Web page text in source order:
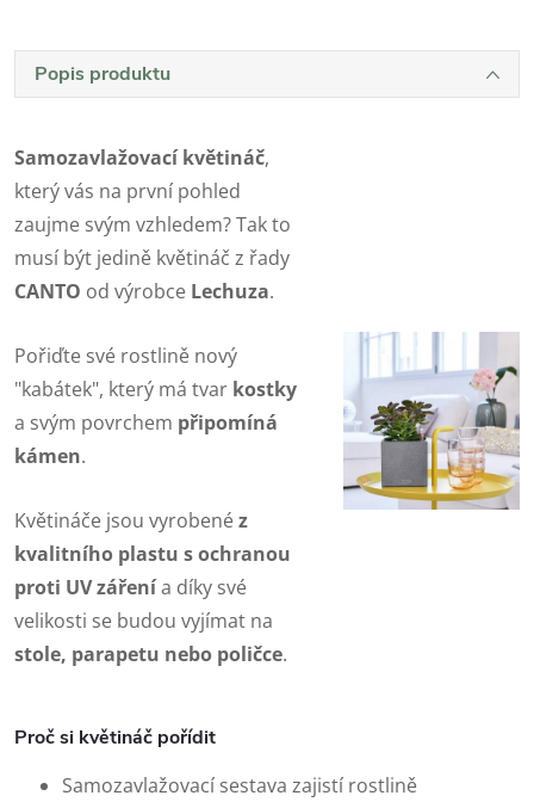
Popis produktu
Samozavlažovací květináč,
který vás na první pohled
zaujme svým vzhledem? Tak to
musí být jedině květináč z řady
CANTO od výrobce Lechuza.
Pořiďte své rostlině nový
"kabátek", který má tvar kostky
a svým povrchem připomíná
kámen.
Květináče jsou vyrobenéz
kvalitního plastu s ochranou
proti UV zářenía díky své
velikosti se budou vyjímat na
stole, parapetu nebo poličce.
Proč si květináč pořídit
Samozavlažovací sestava zajistí rostlině